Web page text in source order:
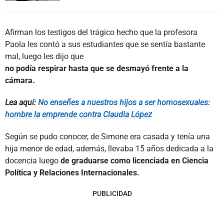
Afirman los testigos del trágico hecho que la profesora
Paola les contó a sus estudiantes que se sentía bastante
mal, luego les dijo que
no podía respirar hasta que se desmayó frente a la
cámara.
Lea aquí: No enseñes a nuestros hijos a ser homosexuales:
hombre la emprende contra Claudia López
Según se pudo conocer, de Simone era casada y tenía una
hija menor de edad, además, llevaba 15 años dedicada a la
docencia luego de graduarse como licenciada en Ciencia
Política y Relaciones Internacionales.
PUBLICIDAD